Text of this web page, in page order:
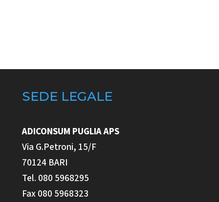
SEDE LEGALE
ADICONSUM PUGLIAAPS
Via G.Petroni, 15/F
70124 BARI
Tel. 080 5968295
Fax 080 5968323